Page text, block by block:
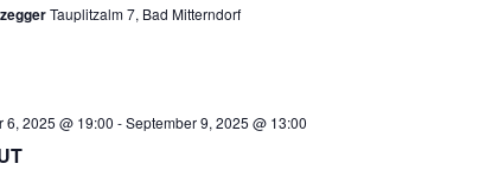
Tauplitzalm 7, Bad Mitterndorf
6, 2025 @ 19:00 -September 9, 2025 @ 13:00